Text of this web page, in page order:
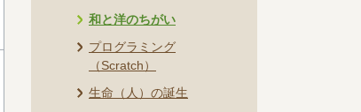
和と洋のちがい
プログラミング
（Scratch）
生命（人）の誕生